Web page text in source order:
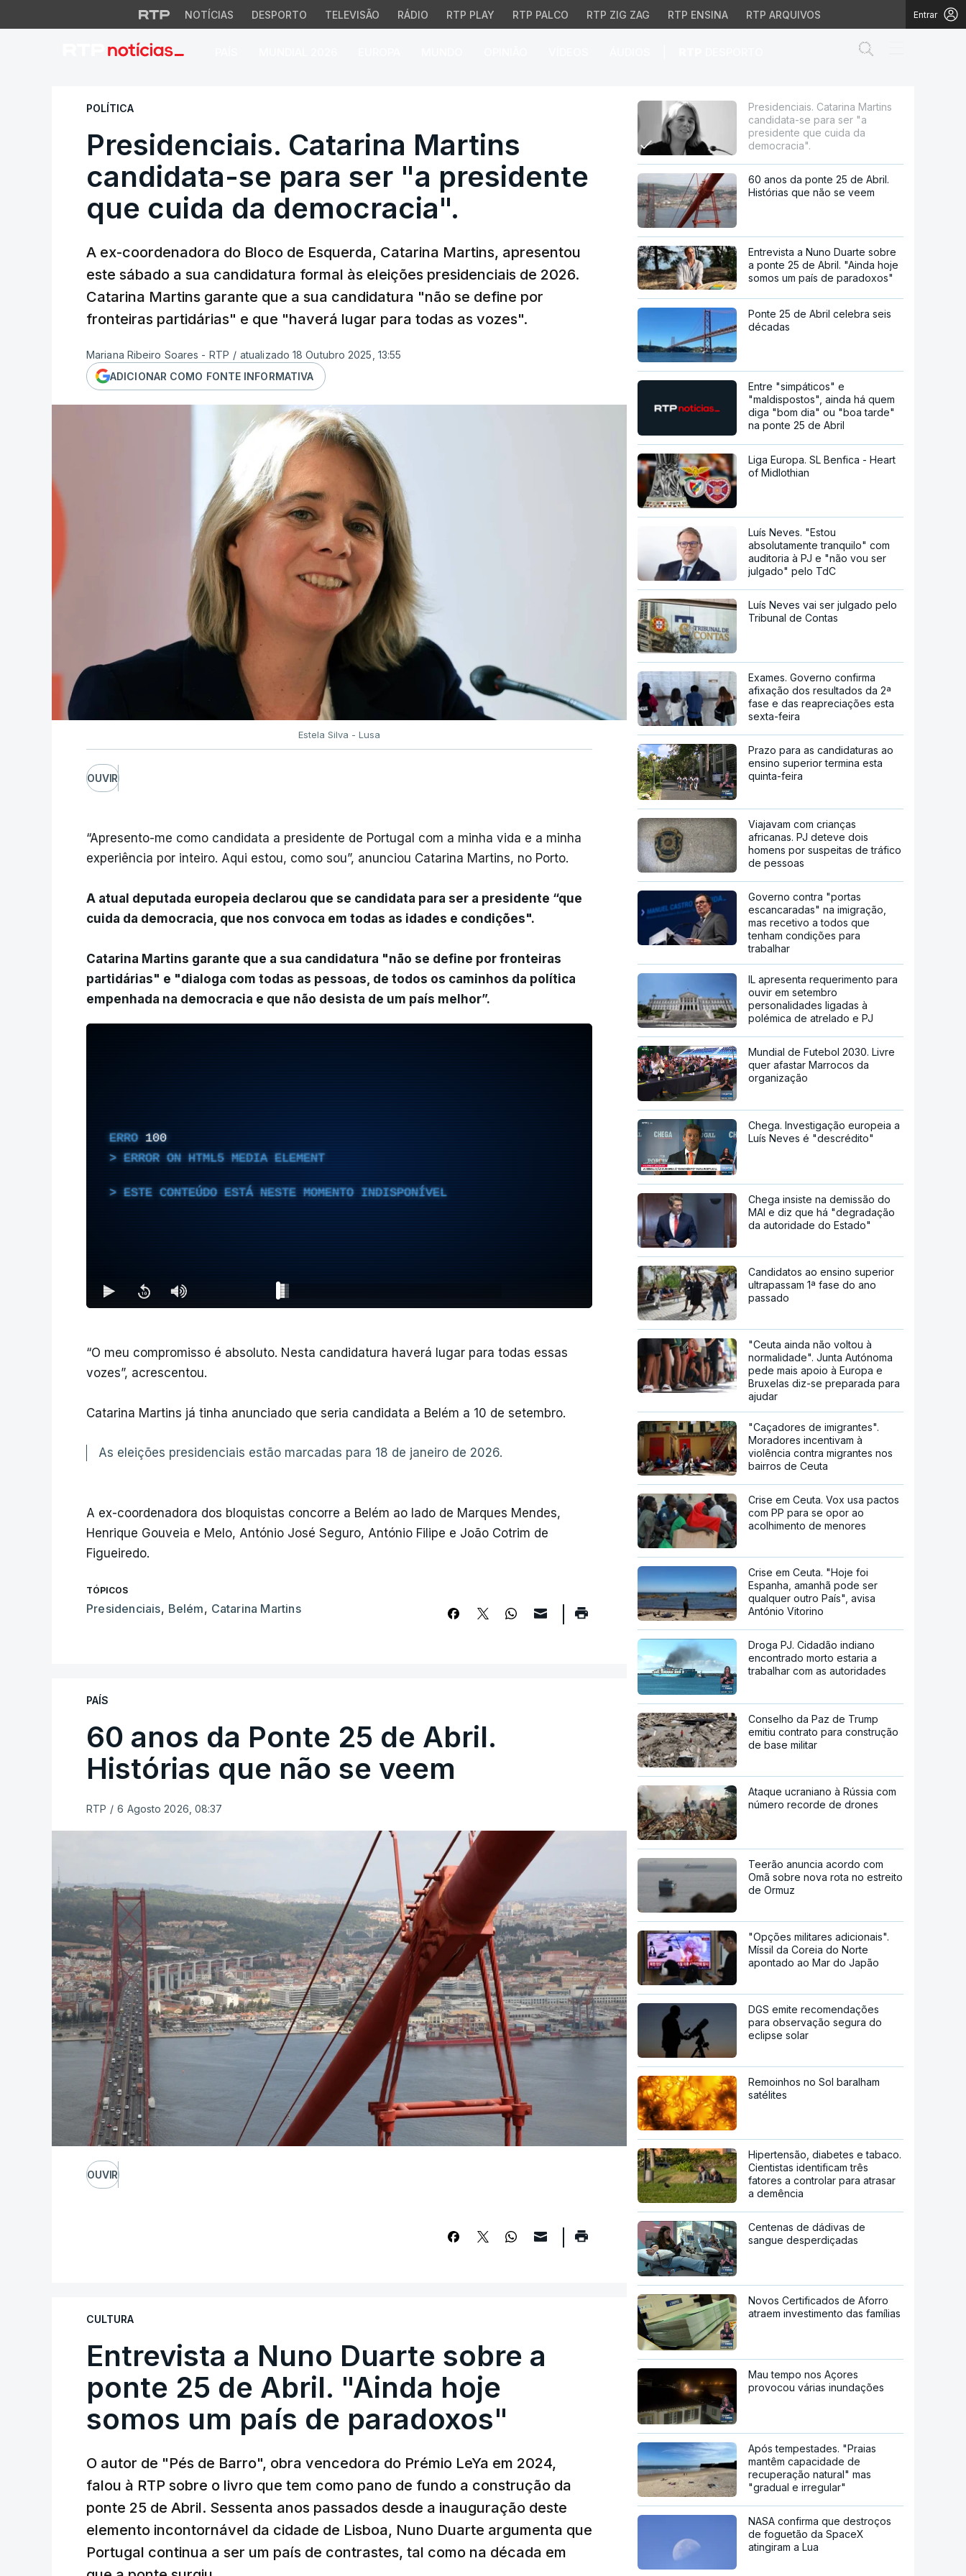
NOTÍCIAS DESPORTO TELEVISÃO RÁDIO RTP PLAY RTP PALCO RTP ZIG ZAG RTP ENSINA RTP ARQUIVOS Entrar
Presidenciais. Catarina Martins candidata-se para ser "a
POLÍTICA
Presidenciais. Catarina Martins
candidata-se para ser "a presidente
que cuida da democracia".
A ex-coordenadora do Bloco de Esquerda, Catarina Martins, apresentou
este sábado a sua candidatura formal às eleições presidenciais de 2026.
Catarina Martins garante que a sua candidatura "não se define por
fronteiras partidárias" e que "haverá lugar para todas as vozes".
Mariana Ribeiro Soares - RTP / atualizado 18 Outubro 2025, 13:55
ADICIONAR COMO FONTE INFORMATIVA
Estela Silva - Lusa
OUVIR
“Apresento-me como candidata a presidente de Portugal com a minha vida e a minha
experiência por inteiro. Aqui estou, como sou”, anunciou Catarina Martins, no Porto.
A atual deputada europeia declarou que se candidata para ser a presidente “que
cuida da democracia, que nos convoca em todas as idades e condições".
Catarina Martins garante que a sua candidatura "não se define por fronteiras
partidárias" e "dialoga com todas as pessoas, de todos os caminhos da política
empenhada na democracia e que não desista de um país melhor”.
ERRO 100
ERROR ON HTML5 MEDIA ELEMENT
ESTE CONTEÚDO ESTÁ NESTE MOMENTO INDISPONÍVEL
“O meu compromisso é absoluto. Nesta candidatura haverá lugar para todas essas
vozes”, acrescentou.
Catarina Martins já tinha anunciado que seria candidata a Belém a 10 de setembro.
As eleições presidenciais estão marcadas para 18 de janeiro de 2026.
A ex-coordenadora dos bloquistas concorre a Belém ao lado de Marques Mendes,
Henrique Gouveia e Melo, António José Seguro, António Filipe e João Cotrim de
Figueiredo.
TÓPICOS
Presidenciais, Belém, Catarina Martins
PAÍS
60 anos da Ponte 25 de Abril.
Histórias que não se veem
RTP / 6 Agosto 2026, 08:37
OUVIR
CULTURA
Entrevista a Nuno Duarte sobre a
ponte 25 de Abril. "Ainda hoje
somos um país de paradoxos"
O autor de "Pés de Barro", obra vencedora do Prémio LeYa em 2024,
falou à RTP sobre o livro que tem como pano de fundo a construção da
ponte 25 de Abril. Sessenta anos passados desde a inauguração deste
elemento incontornável da cidade de Lisboa, Nuno Duarte argumenta que
Portugal continua a ser um país de contrastes, tal como na década em
Presidenciais. Catarina Martins
candidata-se para ser "a
presidente que cuida da
democracia".
60 anos da ponte 25 de Abril.
Histórias que não se veem
Entrevista a Nuno Duarte sobre
a ponte 25 de Abril. "Ainda hoje
somos um país de paradoxos"
Ponte 25 de Abril celebra seis
décadas
Entre "simpáticos" e
"maldispostos", ainda há quem
diga "bom dia" ou "boa tarde"
na ponte 25 de Abril
Liga Europa. SL Benfica - Heart
of Midlothian
Luís Neves. "Estou
absolutamente tranquilo" com
auditoria à PJ e "não vou ser
julgado" pelo TdC
Luís Neves vai ser julgado pelo
Tribunal de Contas
Exames. Governo confirma
afixação dos resultados da 2ª
fase e das reapreciações esta
sexta-feira
Prazo para as candidaturas ao
ensino superior termina esta
quinta-feira
Viajavam com crianças
africanas. PJ deteve dois
homens por suspeitas de tráfico
de pessoas
Governo contra "portas
escancaradas" na imigração,
mas recetivo a todos que
tenham condições para
trabalhar
IL apresenta requerimento para
ouvir em setembro
personalidades ligadas à
polémica de atrelado e PJ
Mundial de Futebol 2030. Livre
quer afastar Marrocos da
organização
Chega. Investigação europeia a
Luís Neves é "descrédito"
Chega insiste na demissão do
MAI e diz que há "degradação
da autoridade do Estado"
Candidatos ao ensino superior
ultrapassam 1ª fase do ano
passado
"Ceuta ainda não voltou à
normalidade". Junta Autónoma
pede mais apoio à Europa e
Bruxelas diz-se preparada para
ajudar
"Caçadores de imigrantes".
Moradores incentivam à
violência contra migrantes nos
bairros de Ceuta
Crise em Ceuta. Vox usa pactos
com PP para se opor ao
acolhimento de menores
Crise em Ceuta. "Hoje foi
Espanha, amanhã pode ser
qualquer outro País", avisa
António Vitorino
Droga PJ. Cidadão indiano
encontrado morto estaria a
trabalhar com as autoridades
Conselho da Paz de Trump
emitiu contrato para construção
de base militar
Ataque ucraniano à Rússia com
número recorde de drones
Teerão anuncia acordo com
Omã sobre nova rota no estreito
de Ormuz
"Opções militares adicionais".
Míssil da Coreia do Norte
apontado ao Mar do Japão
DGS emite recomendações
para observação segura do
eclipse solar
Remoinhos no Sol baralham
satélites
Hipertensão, diabetes e tabaco.
Cientistas identificam três
fatores a controlar para atrasar
a demência
Centenas de dádivas de
sangue desperdiçadas
Novos Certificados de Aforro
atraem investimento das famílias
Mau tempo nos Açores
provocou várias inundações
Após tempestades. "Praias
mantêm capacidade de
recuperação natural" mas
"gradual e irregular"
NASA confirma que destroços
de foguetão da SpaceX
atingiram a Lua